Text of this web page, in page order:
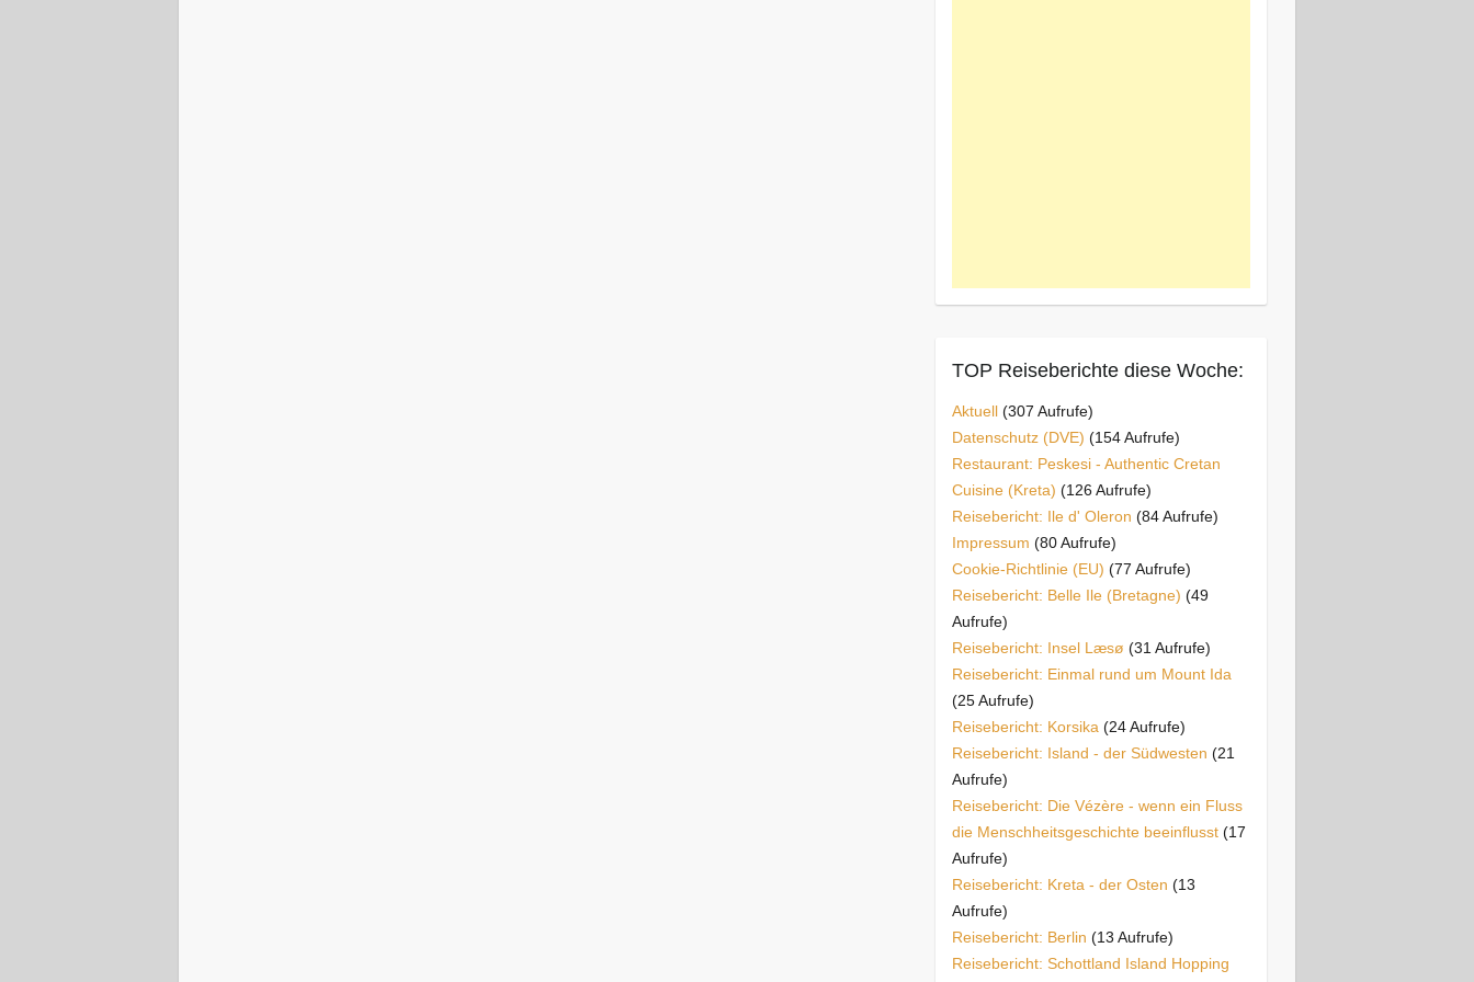
TOP Reiseberichte diese Woche:
Aktuell (307 Aufrufe)
Datenschutz (DVE) (154 Aufrufe)
Restaurant: Peskesi - Authentic Cretan
Cuisine (Kreta) (126 Aufrufe)
Reisebericht: Ile d' Oleron (84 Aufrufe)
Impressum (80 Aufrufe)
Cookie-Richtlinie (EU) (77 Aufrufe)
Reisebericht: Belle Ile (Bretagne) (49
Aufrufe)
Reisebericht: Insel Læsø (31 Aufrufe)
Reisebericht: Einmal rund um Mount Ida
(25 Aufrufe)
Reisebericht: Korsika (24 Aufrufe)
Reisebericht: Island - der Südwesten (21
Aufrufe)
Reisebericht: Die Vézère - wenn ein Fluss
die Menschheitsgeschichte beeinflusst (17
Aufrufe)
Reisebericht: Kreta - der Osten (13
Aufrufe)
Reisebericht: Berlin (13 Aufrufe)
Reisebericht: Schottland Island Hopping